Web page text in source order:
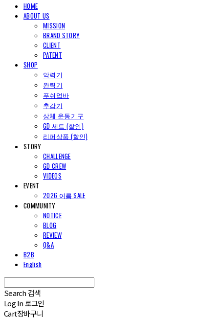
HOME
ABOUT US
MISSION
BRAND STORY
CLIENT
PATENT
SHOP
악력기
완력기
푸쉬업바
추감기
상체 운동기구
GD 세트 (할인)
리퍼상품 (할인)
STORY
CHALLENGE
GD CREW
VIDEOS
EVENT
2026 여름 SALE
COMMUNITY
NOTICE
BLOG
REVIEW
Q&A
B2B
English
Search 검색
Log In로그인
Cart장바구니